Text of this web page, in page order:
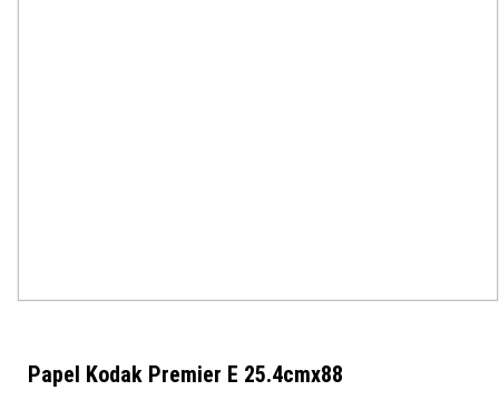
Papel Kodak Premier E 25.4cmx88